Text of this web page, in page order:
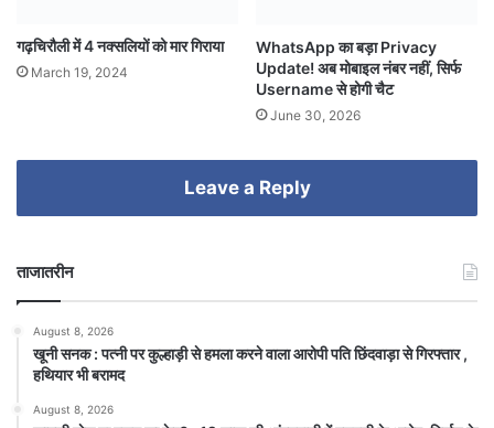
गढ़चिरौली में 4 नक्सलियों को मार गिराया
March 19, 2024
WhatsApp का बड़ा Privacy
Update! अब मोबाइल नंबर नहीं, सिर्फ
Username से होगी चैट
June 30, 2026
Leave a Reply
ताजातरीन
August 8, 2026
खूनी सनक : पत्नी पर कुल्हाड़ी से हमला करने वाला आरोपी पति छिंदवाड़ा से गिरफ्तार ,
हथियार भी बरामद
August 8, 2026